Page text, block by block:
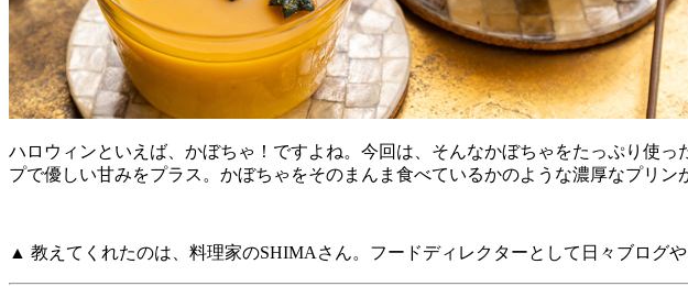
ハロウィンといえば、かぼちゃ！ですよね。今回は、そんなかぼちゃをたっぷり使
プで優しい甘みをプラス。かぼちゃをそのまんま食べているかのような濃厚なプリン
▲ 教えてくれたのは、料理家のSHIMAさん。フードディレクターとして日々ブログ